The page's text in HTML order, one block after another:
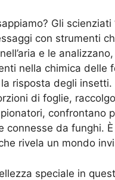
Gli scienziati
con strumenti
e le
nella chimica delle
risposta degli insetti.
di foglie,
confrontano
connesse da funghi.
rivela un mondo
speciale in